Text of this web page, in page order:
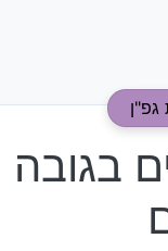
גפ"ן
בגובה